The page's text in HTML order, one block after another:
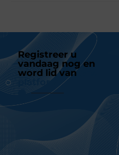
Registreer u
vandaag nog en
word lid van
platform